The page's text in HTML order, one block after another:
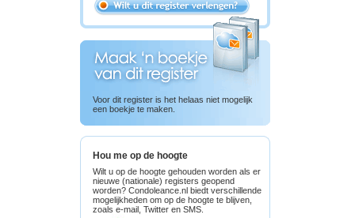
Voor dit register is het helaas niet mogelijk
een boekje te maken.
Hou me op de hoogte
Wilt u op de hoogte gehouden worden als er
nieuwe (nationale) registers geopend
worden? Condoleance.nl biedt verschillende
mogelijkheden om op de hoogte te blijven,
zoals e-mail, Twitter en SMS.